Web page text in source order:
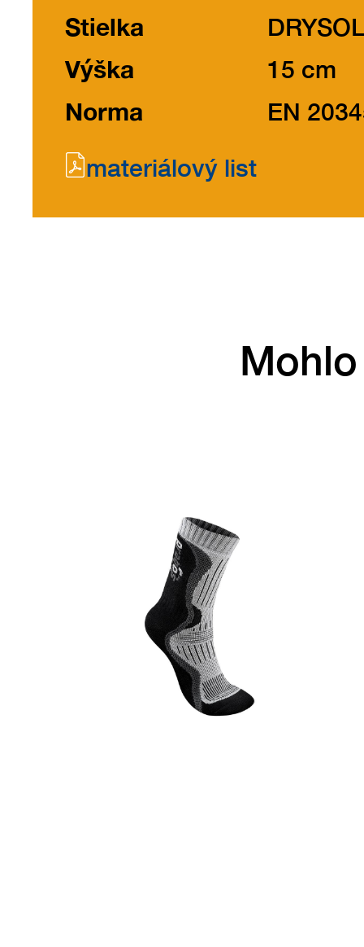
Stielka
Výška
15 cm
Norma
EN
materiálový list